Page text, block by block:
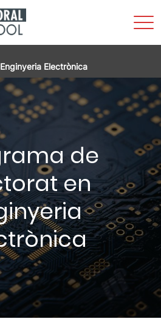
Electrònica
de
en